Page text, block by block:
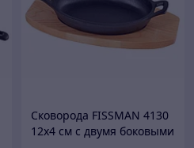
Cковорода FISSMAN 4130
12x4 см с двумя боковыми